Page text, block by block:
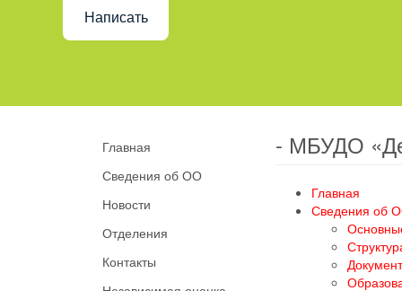
Написать
Главная
Сведения об ОО
Новости
Отделения
Контакты
- МБУДО
Главная
Сведения об